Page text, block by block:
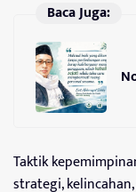
Baca Juga:
Taktik
strategi,